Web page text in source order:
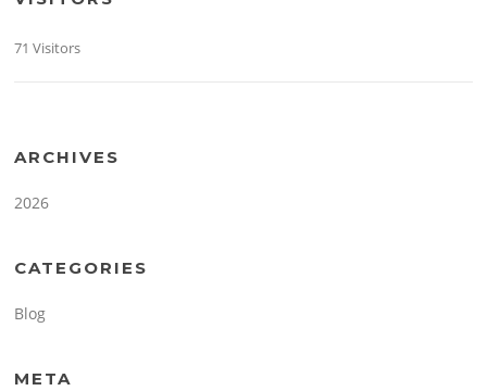
71 Visitors
ARCHIVES
2026
CATEGORIES
Blog
META